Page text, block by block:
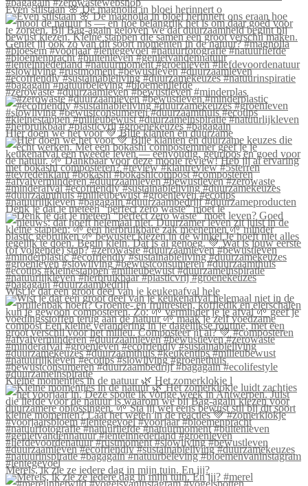
Even stilstaan 🌸 De magnolia in bloei herinnert o
#zerowaste #duurzaamleven #bewustleven #minderplas
Hier doen we het voor 💚 Blije klanten én duurzame
Denk je dat je meteen “perfect zero waste” moet le
Wist je dat een groot deel van je keukenafval hele
Kleine momentjes in de natuur 🌿 Het zomerklokje l
Merels, ik zie ze iedere dag in mijn tuin. En jij?